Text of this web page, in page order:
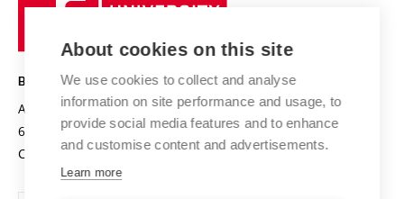
Research infrastructures
Projects
Projects from Structural Funds
Specific University Research
International Agreements
Safe University
Organization Structure
Official notice board
Personal Data Protection
Technology
BRNO UNIVERSITY OF TECHNOLOGY
Antonínská 548/1
602 00 Brno
Czech Republic
www.vut.cz
vut@vutbr.cz
About cookies on this site
We use cookies to collect and analyse
information on site performance and usage, to
provide social media features and to enhance
and customise content and advertisements.
Learn more